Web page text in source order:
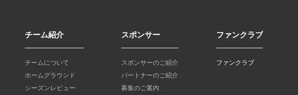
チーム紹介
チームについて
ホームグラウンド
シーズンレビュー
スポンサー
スポンサーのご紹介
パートナーのご紹介
募集のご案内
ファンクラブ
ファンクラブ